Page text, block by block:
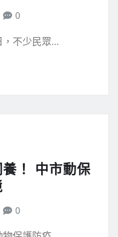
0
，不少民眾…
！ 中市動保
0